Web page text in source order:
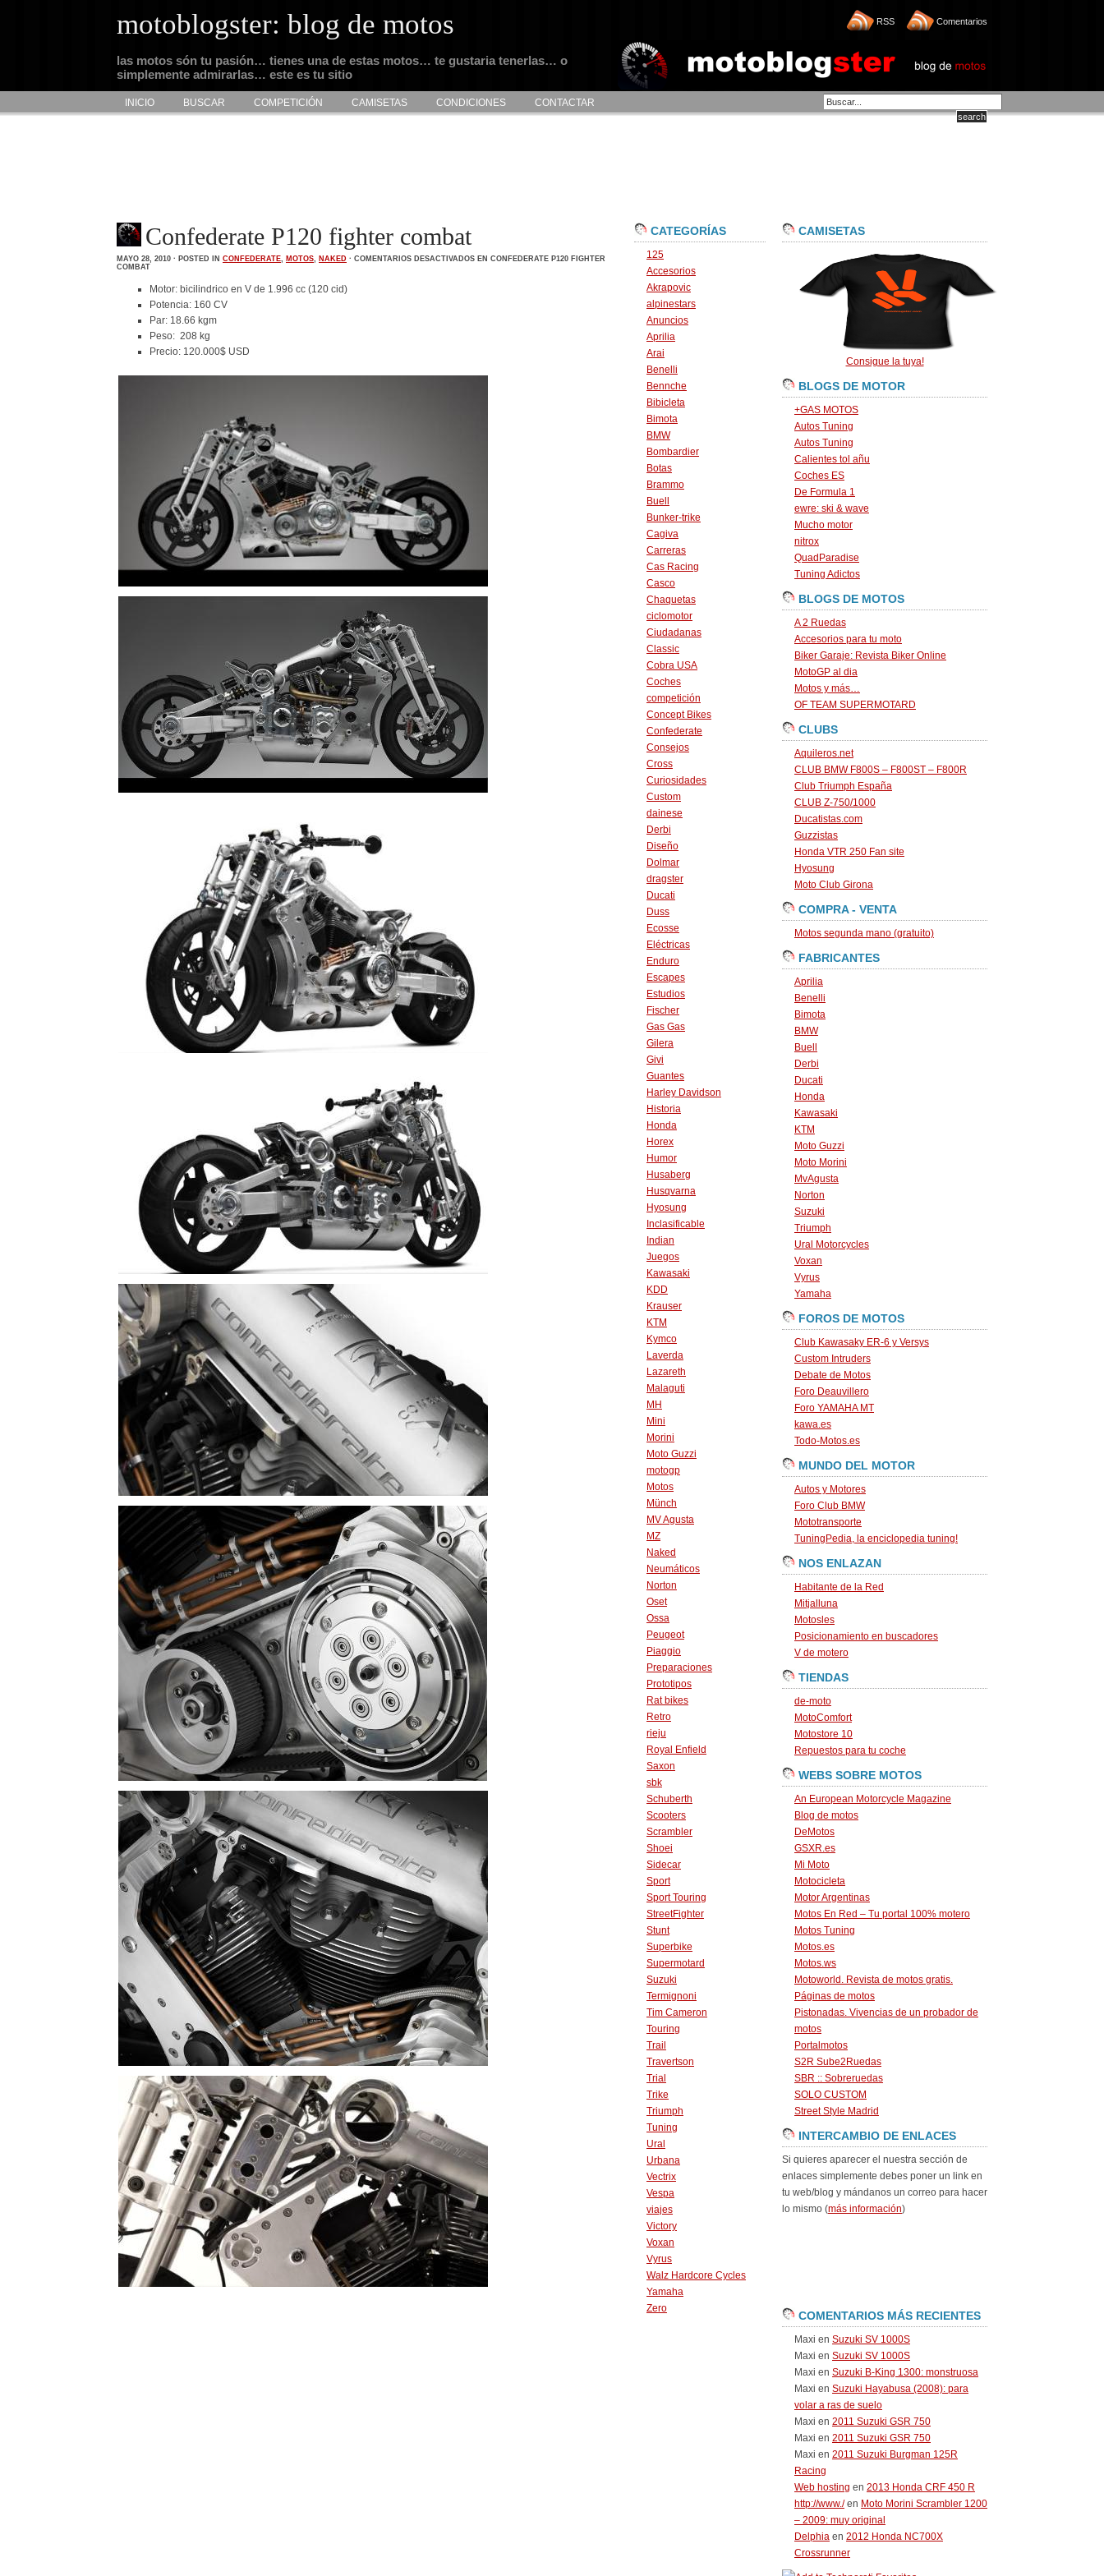
motoblogster: blog de motos
las motos són tu pasión… tienes una de estas motos… te gustaria tenerlas… o
simplemente admirarlas… este es tu sitio
RSS Comentarios
INICIO BUSCAR COMPETICIÓN CAMISETAS CONDICIONES CONTACTAR
Confederate P120 fighter combat
MAYO 28, 2010 · POSTED IN CONFEDERATE, MOTOS, NAKED · COMENTARIOS DESACTIVADOS EN CONFEDERATE P120 FIGHTER
COMBAT
Motor: bicilindrico en V de 1.996 cc (120 cid)
Potencia: 160 CV
Par: 18.66 kgm
Peso: 208 kg
Precio: 120.000$ USD
CATEGORÍAS
125
Accesorios
Akrapovic
alpinestars
Anuncios
Aprilia
Arai
Benelli
Bennche
Bibicleta
Bimota
BMW
Bombardier
Botas
Brammo
Buell
Bunker-trike
Cagiva
Carreras
Cas Racing
Casco
Chaquetas
ciclomotor
Ciudadanas
Classic
Cobra USA
Coches
competición
Concept Bikes
Confederate
Consejos
Cross
Curiosidades
Custom
dainese
Derbi
Diseño
Dolmar
dragster
Ducati
Duss
Ecosse
Eléctricas
Enduro
Escapes
Estudios
Fischer
Gas Gas
Gilera
Givi
Guantes
Harley Davidson
Historia
Honda
Horex
Humor
Husaberg
Husqvarna
Hyosung
Inclasificable
Indian
Juegos
Kawasaki
KDD
Krauser
KTM
Kymco
Laverda
Lazareth
Malaguti
MH
Mini
Morini
Moto Guzzi
motogp
Motos
Münch
MV Agusta
MZ
Naked
Neumáticos
Norton
Oset
Ossa
Peugeot
Piaggio
Preparaciones
Prototipos
Rat bikes
Retro
rieju
Royal Enfield
Saxon
sbk
Schuberth
Scooters
Scrambler
Shoei
Sidecar
Sport
Sport Touring
StreetFighter
Stunt
Superbike
Supermotard
Suzuki
Termignoni
Tim Cameron
Touring
Trail
Travertson
Trial
Trike
Triumph
Tuning
Ural
Urbana
Vectrix
Vespa
viajes
Victory
Voxan
Vyrus
Walz Hardcore Cycles
Yamaha
Zero
CAMISETAS
Consigue la tuya!
BLOGS DE MOTOR
+GAS MOTOS
Autos Tuning
Autos Tuning
Calientes tol añu
Coches ES
De Formula 1
ewre: ski & wave
Mucho motor
nitrox
QuadParadise
Tuning Adictos
BLOGS DE MOTOS
A 2 Ruedas
Accesorios para tu moto
Biker Garaje: Revista Biker Online
MotoGP al dia
Motos y más…
OF TEAM SUPERMOTARD
CLUBS
Aquileros.net
CLUB BMW F800S – F800ST – F800R
Club Triumph España
CLUB Z-750/1000
Ducatistas.com
Guzzistas
Honda VTR 250 Fan site
Hyosung
Moto Club Girona
COMPRA - VENTA
Motos segunda mano (gratuito)
FABRICANTES
Aprilia
Benelli
Bimota
BMW
Buell
Derbi
Ducati
Honda
Kawasaki
KTM
Moto Guzzi
Moto Morini
MvAgusta
Norton
Suzuki
Triumph
Ural Motorcycles
Voxan
Vyrus
Yamaha
FOROS DE MOTOS
Club Kawasaky ER-6 y Versys
Custom Intruders
Debate de Motos
Foro Deauvillero
Foro YAMAHA MT
kawa.es
Todo-Motos.es
MUNDO DEL MOTOR
Autos y Motores
Foro Club BMW
Mototransporte
TuningPedia, la enciclopedia tuning!
NOS ENLAZAN
Habitante de la Red
Mitjalluna
Motosles
Posicionamiento en buscadores
V de motero
TIENDAS
de-moto
MotoComfort
Motostore 10
Repuestos para tu coche
WEBS SOBRE MOTOS
An European Motorcycle Magazine
Blog de motos
DeMotos
GSXR.es
Mi Moto
Motocicleta
Motor Argentinas
Motos En Red – Tu portal 100% motero
Motos Tuning
Motos.es
Motos.ws
Motoworld. Revista de motos gratis.
Páginas de motos
Pistonadas. Vivencias de un probador de
motos
Portalmotos
S2R Sube2Ruedas
SBR :: Sobreruedas
SOLO CUSTOM
Street Style Madrid
INTERCAMBIO DE ENLACES
Si quieres aparecer el nuestra sección de
enlaces simplemente debes poner un link en
tu web/blog y mándanos un correo para hacer
lo mismo (más información)
COMENTARIOS MÁS RECIENTES
Maxi en Suzuki SV 1000S
Maxi en Suzuki SV 1000S
Maxi en Suzuki B-King 1300: monstruosa
Maxi en Suzuki Hayabusa (2008): para
volar a ras de suelo
Maxi en 2011 Suzuki GSR 750
Maxi en 2011 Suzuki GSR 750
Maxi en 2011 Suzuki Burgman 125R
Racing
Web hosting en 2013 Honda CRF 450 R
http://www./en Moto Morini Scrambler 1200
– 2009: muy original
Delphia en 2012 Honda NC700X
Crossrunner